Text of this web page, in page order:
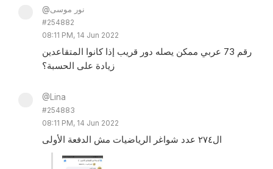
@نور موسى
#254882
08:11 PM, 14 Jun 2022
رقم 73 عربي ممكن يصله دور قريب إذا كانوا المتقاعدين
زيادة على الحسبة؟
@Lina
#254883
08:11 PM, 14 Jun 2022
ال٢٧٤ عدد شواغر الرياضيات مش الدفعة الأولى